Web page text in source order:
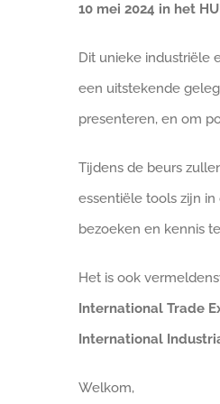
10 mei 2024 in het
Dit unieke industriële
een uitstekende
presenteren, en om
Tijdens de beurs
essentiële tools zijn
bezoeken en kennis
Het is ook
International Trade
International
Welkom,